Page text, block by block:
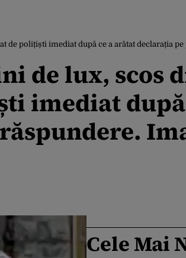
imediat după ce a arătat declarația pe propria
de lux, scos
imediat după
Cele Mai